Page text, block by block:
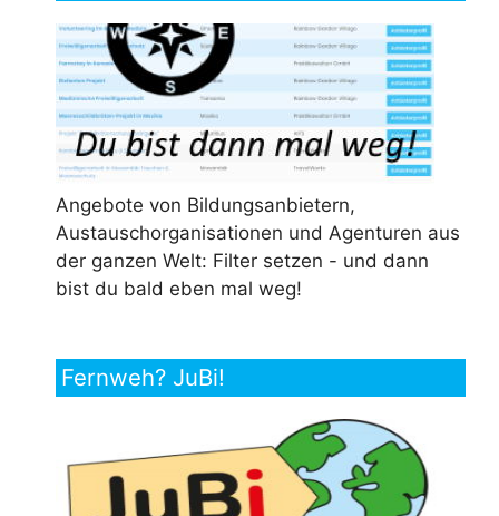
Angebote von Bildungsanbietern,
Austauschorganisationen und Agenturen aus
der ganzen Welt: Filter setzen - und dann
bist du bald eben mal weg!
Fernweh? JuBi!